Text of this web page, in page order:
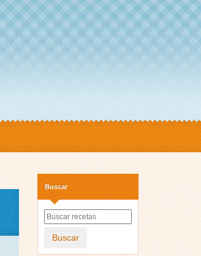
Buscar
Buscar